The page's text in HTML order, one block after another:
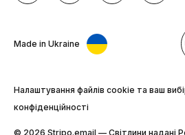
Made in Ukraine
Налаштування файлів cookie та ваш
конфіденційності
© 2026 Stripо.email — Світлини надані